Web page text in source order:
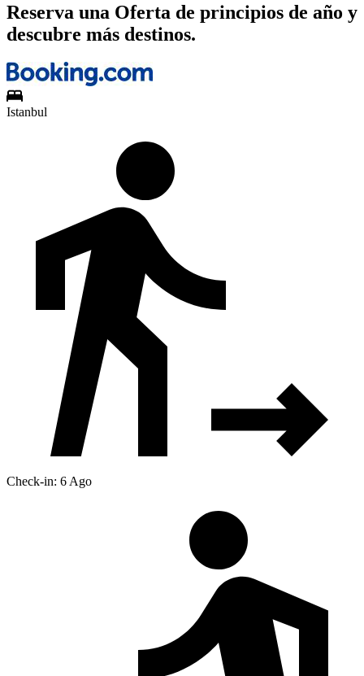
Reserva una Oferta de principios de año y
descubre más destinos.
Istanbul
Check-in: 6 Ago